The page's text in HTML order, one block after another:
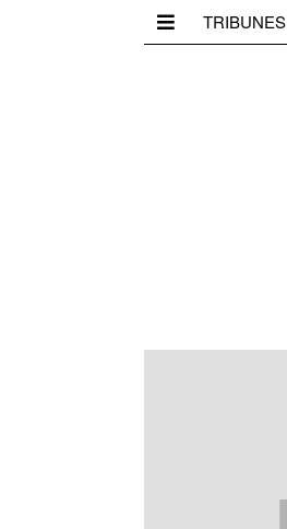
TRIBUNES